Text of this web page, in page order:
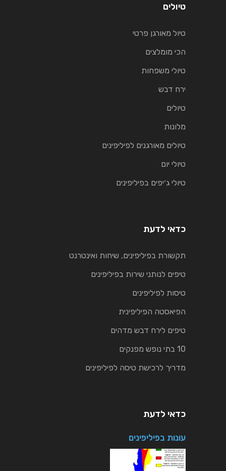
טיולים
טיול מאורגן פרטי
הכי מומלצים
טיולי משפחות
ירח דבש
טיולים
מלונות
טיולים מאורגנים לפיליפינים
טיולי יום
טיולי ג׳יפים בפיליפינים
כדאי לדעת
תקשורת בפיליפינים, שיחות ואינטרנט
טיפים לנותני שירות בפיליפינים
טיסות לפיליפינים
הפיאסטה הפיליפינית
טיפים לירח דבש מדהים
10 בתי נופש מפנקים
מדריך לרכישת טיסה לפיליפינים
כדאי לדעת
עונות בפיליפינים